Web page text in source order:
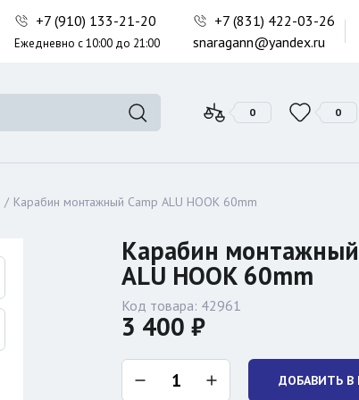
+7 (910) 133-21-20
Ежедневно с 10:00 до 21:00
+7 (831) 422-03-26
snaragann@yandex.ru
0 0
Фонари
Фонари
Карабин монтажный Camp ALU HOOK 60mm
Карабин
ALU HOOK 60mm
Код товара: 42961
3 400 ₽
ДОБАВИТЬ В